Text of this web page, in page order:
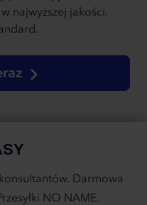
najwyższej jakości.
Darmowa
NO NAME.